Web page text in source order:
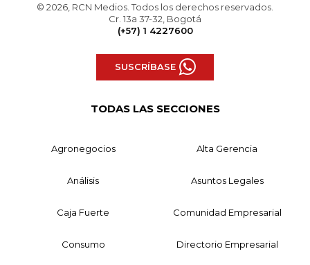
© 2026, RCN Medios. Todos los derechos reservados.
Cr. 13a 37-32, Bogotá
(+57) 1 4227600
SUSCRÍBASE
TODAS LAS SECCIONES
Agronegocios Alta Gerencia
Análisis Asuntos Legales
Caja Fuerte Comunidad Empresarial
Consumo Directorio Empresarial